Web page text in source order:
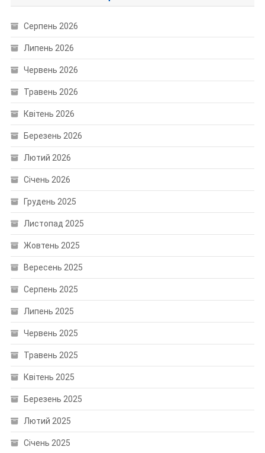
Серпень 2026
Липень 2026
Червень 2026
Травень 2026
Квітень 2026
Березень 2026
Лютий 2026
Січень 2026
Грудень 2025
Листопад 2025
Жовтень 2025
Вересень 2025
Серпень 2025
Липень 2025
Червень 2025
Травень 2025
Квітень 2025
Березень 2025
Лютий 2025
Січень 2025